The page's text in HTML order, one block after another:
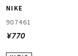
NIKE
907461
¥770